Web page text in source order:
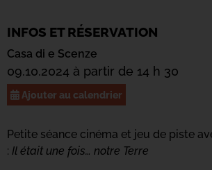
INFOS ET RÉSERVATION
Casa di e Scenze
09.10.2024 à partir de 14 h 30
Ajouter au calendrier
Petite séance cinéma et jeu de piste
: Il était une fois… notre Terre